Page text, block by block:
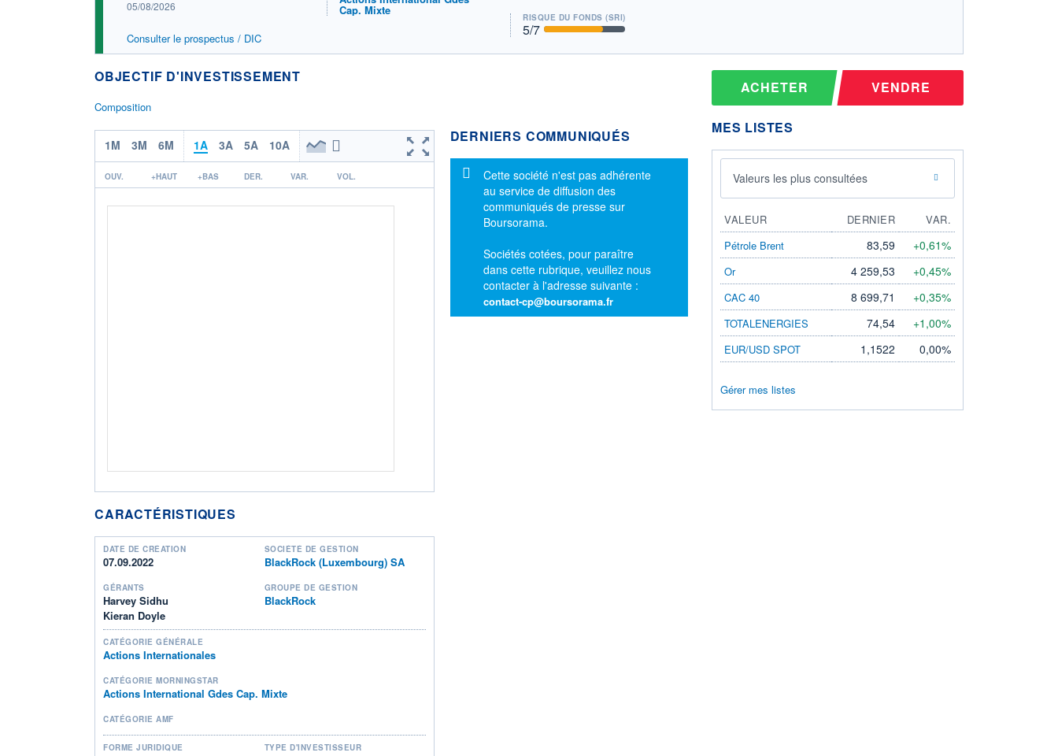
05/08/2026
Consulter le prospectus / DIC
Cap. Mixte RISQUE DU FONDS (SRI)
5/7
OBJECTIF D'INVESTISSEMENT
Composition
1M 3M 6M 1A 3A 5A 10A
OUV. +HAUT +BAS DER. VAR. VOL.
CARACTÉRISTIQUES
DATE DE CRÉATION
07.09.2022
SOCIÉTÉ DE GESTION
BlackRock (Luxembourg) SA
GÉRANTS
Harvey Sidhu
Kieran Doyle
GROUPE DE GESTION
BlackRock
CATÉGORIE GÉNÉRALE
Actions Internationales
CATÉGORIE MORNINGSTAR
Actions International Gdes Cap. Mixte
CATÉGORIE AMF
FORME JURIDIQUE TYPE D'INVESTISSEUR
DERNIERS COMMUNIQUÉS
Message d'information
Cette société n'est pas adhérente
au service de diffusion des
communiqués de presse sur
Boursorama.
Sociétés cotées, pour paraître
dans cette rubrique, veuillez nous
contacter à l'adresse suivante :
contact-cp@boursorama.fr
ACHETER VENDRE
MES LISTES
Valeurs les plus consultées
VALEUR DERNIER
VAR.
Pétrole Brent
83,59 +0,61%
Or 4 259,53 +0,45%
CAC 40 8 699,71 +0,35%
TOTALENERGIES 74,54 +1,00%
EUR/USD SPOT 1,1522 0,00%
Gérer mes listes